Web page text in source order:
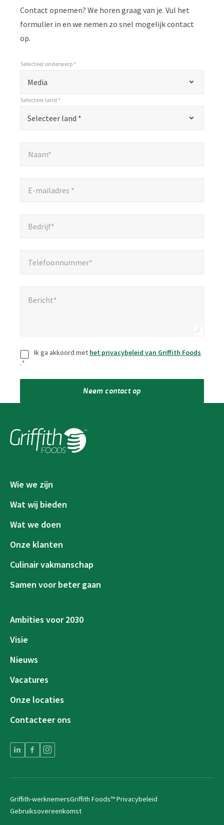
Contact opnemen? We horen graag van je. Vul het
formulier in en we nemen zo snel mogelijk contact
op.
"
geeft
Media
Selecteer onderwerp *
Selecteer land *
Selecteer land *
Naam*
E-mailadres *
Bedrijf*
Telefoonnummer*
Bericht*
Toestemming *
Ik ga akkoord met het privacybeleid van Griffith Foods
.*
Neem contact op
Wie we zijn
Wat wij bieden
Wat we doen
Onze klanten
Culinair vakmanschap
Samen voor beter gaan
Ambities voor 2030
Visie
Nieuws
Vacatures
Onze locaties
Contacteer ons
Griffith-werknemersGriffith Foods™ Privacybeleid
Gebruiksovereenkomst